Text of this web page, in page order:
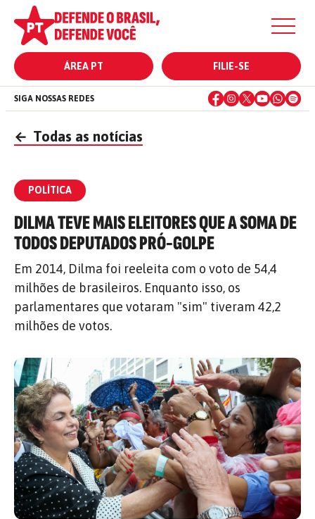
ÁREA PT FILIE-SE
SIGA NOSSAS REDES
← Todas as notícias
POLÍTICA
DILMA TEVE MAIS ELEITORES QUE A SOMA DE
TODOS DEPUTADOS PRÓ-GOLPE
Em 2014, Dilma foi reeleita com o voto de 54,4
milhões de brasileiros. Enquanto isso, os
parlamentares que votaram "sim" tiveram 42,2
milhões de votos.